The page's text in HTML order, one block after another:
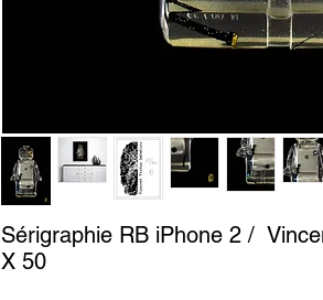
Sérigraphie RB iPhone 2 /
X 50